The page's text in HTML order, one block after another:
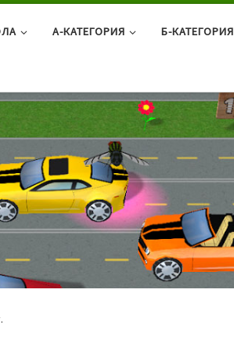
А-КАТЕГОРИЯ Б-КАТЕГОРИЯ